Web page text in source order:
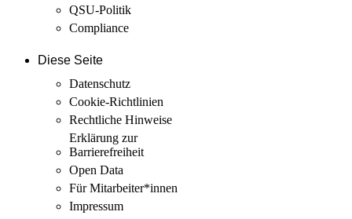
QSU-Politik
Compliance
Diese Seite
Datenschutz
Cookie-Richtlinien
Rechtliche Hinweise
Erklärung zur
Barrierefreiheit
Open Data
Für Mitarbeiter­*innen
Impressum